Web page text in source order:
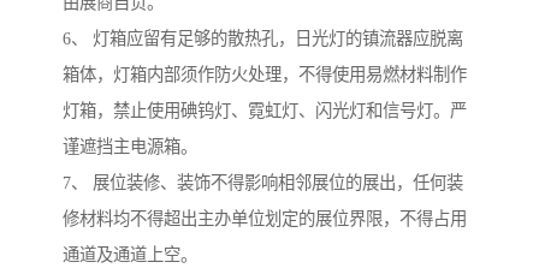
6、 灯箱应留有足够的散热孔，日光灯的镇流器应脱离
箱体，灯箱内部须作防火处理，不得使用易燃材料制作
灯箱，禁止使用碘钨灯、霓虹灯、闪光灯和信号灯。严
谨遮挡主电源箱。
7、 展位装修、装饰不得影响相邻展位的展出，任何装
修材料均不得超出主办单位划定的展位界限，不得占用
通道及通道上空。